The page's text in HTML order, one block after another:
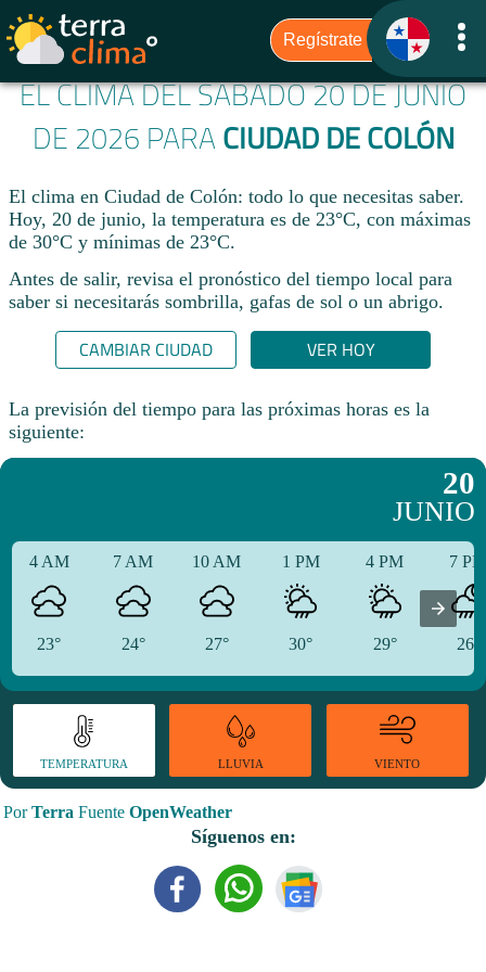
EL CLIMA DEL SÁBADO 20 DE JUNIO
DE 2026 PARA CIUDAD DE COLÓN
El clima en Ciudad de Colón: todo lo que necesitas saber.
Hoy, 20 de junio, la temperatura es de 23°C, con máximas
de 30°C y mínimas de 23°C.
Antes de salir, revisa el pronóstico del tiempo local para
saber si necesitarás sombrilla, gafas de sol o un abrigo.
CAMBIAR CIUDAD VER HOY
La previsión del tiempo para las próximas horas es la
siguiente:
20
JUNIO
4 AM
23°
7 AM
24°
10 AM
27°
1 PM
30°
4 PM
29°
7
26°
TEMPERATURA LLUVIA VIENTO
PorTerra Fuente OpenWeather
Síguenos en: